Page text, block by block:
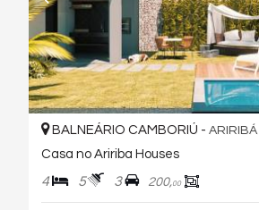
BALNEÁRIO CAMBORIÚ - ARIRIBÁ
Casa no Aririba Houses
4 5 3 200,00